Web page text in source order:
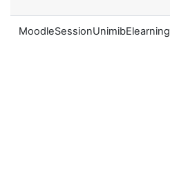
MoodleSessionUnimibElearning